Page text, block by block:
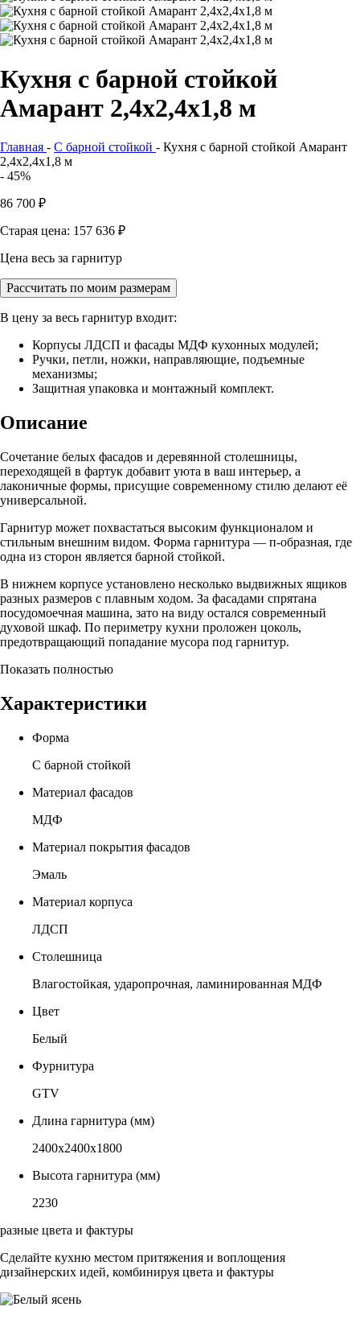
Кухня с барной стойкой
Амарант 2,4х2,4х1,8 м
Главная - С барной стойкой - Кухня с барной стойкой Амарант
2,4х2,4х1,8 м
- 45%
86 700 ₽
Старая цена: 157 636 ₽
Цена весь за гарнитур
Рассчитать по моим размерам
В цену за весь гарнитур входит:
Корпусы ЛДСП и фасады МДФ кухонных модулей;
Ручки, петли, ножки, направляющие, подъемные
механизмы;
Защитная упаковка и монтажный комплект.
Описание
Сочетание белых фасадов и деревянной столешницы,
переходящей в фартук добавит уюта в ваш интерьер, а
лаконичные формы, присущие современному стилю делают её
универсальной.
Гарнитур может похвастаться высоким функционалом и
стильным внешним видом. Форма гарнитура — п-образная, где
одна из сторон является барной стойкой.
В нижнем корпусе установлено несколько выдвижных ящиков
разных размеров с плавным ходом. За фасадами спрятана
посудомоечная машина, зато на виду остался современный
духовой шкаф. По периметру кухни проложен цоколь,
предотвращающий попадание мусора под гарнитур.
Показать полностью
Характеристики
Форма
С барной стойкой
Материал фасадов
МДФ
Материал покрытия фасадов
Эмаль
Материал корпуса
ЛДСП
Столешница
Влагостойкая, ударопрочная, ламинированная МДФ
Цвет
Белый
Фурнитура
GTV
Длина гарнитура (мм)
2400х2400х1800
Высота гарнитура (мм)
2230
разные цвета и фактуры
Сделайте кухню местом притяжения и воплощения
дизайнерских идей, комбинируя цвета и фактуры